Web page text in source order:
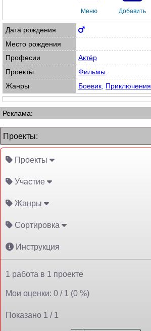
Меню Добавить
Дата рождения
Место рождения
Професии
Актёр
Проекты
Фильмы
Жанры
Боевик, Приключения
Реклама:
Проекты:
Проекты
Участие
Жанры
Сортировка
Инструкция
1 работа в 1 проекте
Мои оценки: 0 / 1 (0 %)
Показано 1 / 1